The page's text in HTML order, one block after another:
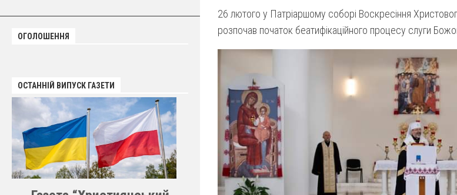
26 лютого у Патріаршому соборі Воскресіння
розпочав початок беатифікаційного процесу слуги
ОГОЛОШЕННЯ
ОСТАННІЙ ВИПУСК ГАЗЕТИ